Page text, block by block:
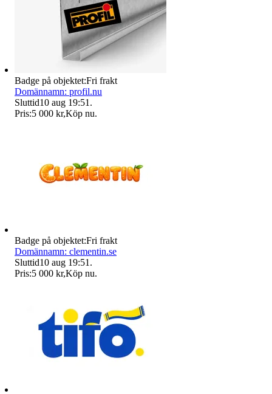
Badge på objektet:Fri frakt
Domännamn: profil.nu
Sluttid10 aug 19:51 .
Pris:5 000 kr,Köp nu.
Badge på objektet:Fri frakt
Domännamn: clementin.se
Sluttid10 aug 19:51 .
Pris:5 000 kr,Köp nu.